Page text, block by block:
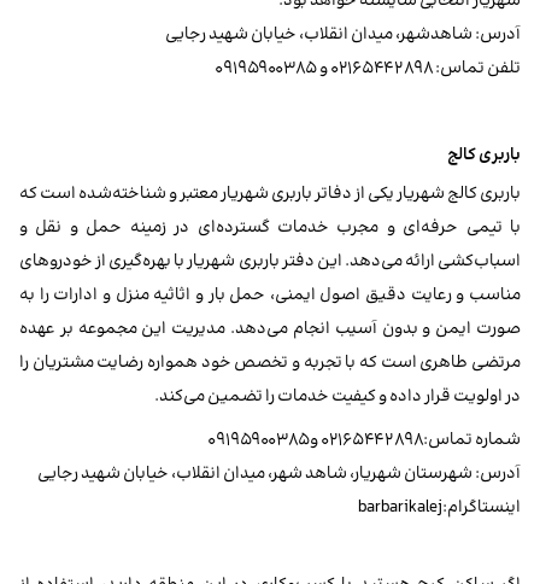
آدرس: شاهدشهر، میدان انقلاب، خیابان شهید رجایی
تلفن تماس: ۰۲۱۶۵۴۴۲۸۹۸ و ۰۹۱۹۵۹۰۰۳۸۵
باربری کالج
باربری کالج شهریار یکی از دفاتر باربری شهریار معتبر و شناخته‌شده است که
با تیمی حرفه‌ای و مجرب خدمات گسترده‌ای در زمینه حمل و نقل و
اسباب‌کشی ارائه می‌دهد. این دفتر باربری شهریار با بهره‌گیری از خودروهای
مناسب و رعایت دقیق اصول ایمنی، حمل بار و اثاثیه منزل و ادارات را به
صورت ایمن و بدون آسیب انجام می‌دهد. مدیریت این مجموعه بر عهده
مرتضی طاهری است که با تجربه و تخصص خود همواره رضایت مشتریان را
در اولویت قرار داده و کیفیت خدمات را تضمین می‌کند.
شماره تماس‌:۰۲۱۶۵۴۴۲۸۹۸ و۰۹۱۹۵۹۰۰۳۸۵
آدرس: شهرستان شهریار، شاهد شهر، میدان انقلاب، خیابان شهید رجایی
اینستاگرام:barbarikalej